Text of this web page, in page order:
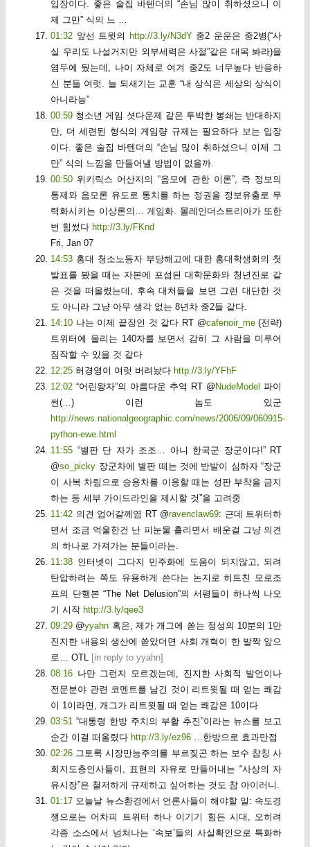
입장이다. 좋은 술집 바텐더의 “손님 많이 취하셨으니 이
제 그만” 식의 느 …
01:32 앞선 트윗의 http://3.ly/N3dY중2 운운은 중2병(“사
실 우리도 나설거지만 외부세력은 사절”같은 대목 봐라)을
염두에 뒀는데, 나이 자체로 여겨 중2도 너무높다 반응하
신 분들 여럿. 늘 되새기는 교훈 “내 상식은 세상의 상식이
아니라능”
00:59 청소년 게임 셧다운제 같은 투박한 봉쇄는 반대하지
만, 더 세련된 형식의 게임량 규제는 필요하다 보는 입장
이다. 좋은 술집 바텐더의 “손님 많이 취하셨으니 이제 그
만” 식의 느낌을 만들어낼 방법이 없을까.
00:50 위키릭스 어산지의 “음모에 관한 이론”, 즉 정보의
통제와 음모론 유도로 통치를 하는 정권을 정보유출로 무
력화시키는 이상론의… 게임화. 몰레인더스트리아가 또한
번 힘썼다 http://3.ly/FKnd
Fri, Jan 07
14:53 홍대 청소노동자 부당해고에 대한 홍대학생회의 첫
발표를 봤을 때는 자본에 포섭된 대학문화와 청년진로 같
은 것을 떠올렸는데, 후속 대처들을 보면 그런 대단한 것
도 아니라 그냥 아무 생각 없는 8년차 중2들 같다.
14:10 나는 이제 끝장인 것 같다 RT @cafenoir_me(전략)
트위터에 올리는 140자를 보면서 감히 그 사람을 미루어
짐작할 수 있을 것 같다
12:25 허경영이 여럿 버려놨다 http://3.ly/YFhF
12:02 “어린왕자”의 아름다운 추억 RT @ NudeModel 파이
썬(…) 이런 놈도 있군
http://news.nationalgeographic.com/news/2006/09/060915-
python-ewe.html
11:55 “별판 단 자가 조조… 아니 한국군 장군이다!” RT
@so_picky 장군차에 별판 떼는 것에 반발이 심하자 “장군
이 사복 차림으로 승용차를 이용할 때는 성판 부착을 금지
하는 등 세부 가이드라인을 제시할 것”을 고려중
11:42 의견 업어갈께염 RT @ravenclaw69: 근데 트위터하
면서 조금 억울한건 난 피눈물 흘리면서 배운걸 그냥 의견
의 하나로 가져가는 분들이라는.
11:38 인터넷이 그다지 민주화에 도움이 되지않고, 되려
탄압하려는 쪽도 유용하게 쓴다는 논지로 히트친 모로조
프의 단행본 “The Net Delusion”의 서평들이 하나씩 나오
기 시작 http://3.ly/qee3
09:29 @yyahn 혹은, 제가 개그에 쏟는 정성의 10분의 1만
진지한 내용의 생산에 쏟았더면 사회 개혁이 한 발짝 앞으
로… OTL [in reply to yyahn]
08:16 나만 그런지 모르겠는데, 진지한 사회적 발언이나
전문분야 관련 코멘트를 남긴 것이 리트윗될 때 얻는 쾌감
이 1이라면, 개그가 리트윗될 때 얻는 쾌감은 10이다
03:51 “대통령 한방 주치의 부활 추진”이라는 뉴스를 보고
순간 이걸 떠올렸다 http://3.ly/ez96 …한방으로 효과만점
02:26 그토록 시장만능주의를 부르짖곤 하는 보수 참칭 사
회지도층인사들이, 표현의 자유로 만들어내는 “사상의 자
유시장”은 철저하게 규제하고 싶어하는 것도 참 아이러니.
01:17 오늘날 뉴스환경에서 언론사들이 해야할 일: 속도경
쟁으로는 어차피 트위터 하나 이기기 힘든 시대, 오히려
각종 소스에서 넘쳐나는 ‘속보’들의 사실확인으로 특화하